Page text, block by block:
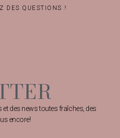
DES QUESTIONS !
des news toutes fraîches, des
encore!